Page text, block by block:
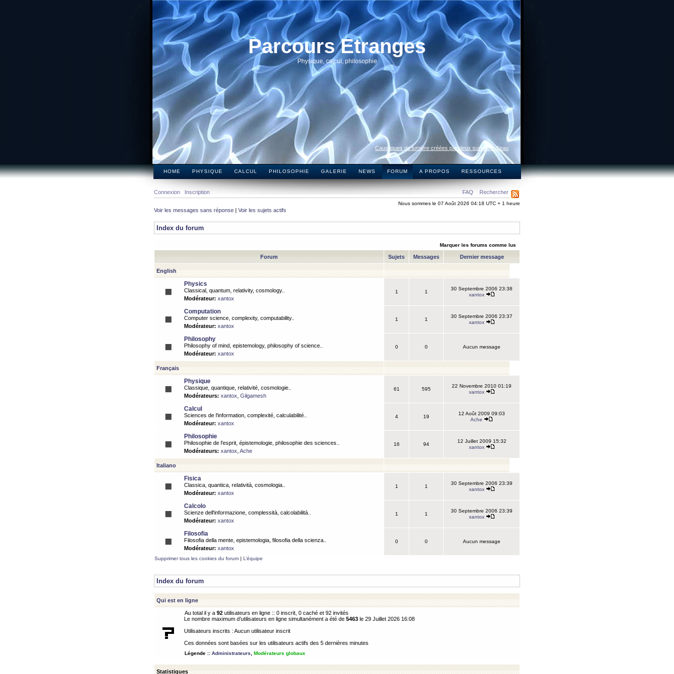
Parcours Etranges
Physique, calcul, philosophie
Caustiques de lumière créées par deux surfaces d’eau
HOME PHYSIQUE CALCUL PHILOSOPHIE GALERIE NEWS FORUM A PROPOS RESSOURCES
FAQ Rechercher
Connexion Inscription
Nous sommes le 07 Août 2026 04:18 UTC + 1 heure
Voir les messages sans réponse | Voir les sujets actifs
Index du forum
Marquer les forums comme lus
Forum Sujets Messages Dernier message
English
Physics
Classical, quantum, relativity, cosmology..
Modérateur: xantox
1 1
30 Septembre 2006 23:38
xantox
Computation
Computer science, complexity, computability..
Modérateur: xantox
1 1
30 Septembre 2006 23:37
xantox
Philosophy
Philosophy of mind, epistemology, philosophy of science..
Modérateur: xantox
0 0 Aucun message
Français
Physique
Classique, quantique, relativité, cosmologie..
Modérateurs: xantox Gilgamesh
61 595
22 Novembre 2010 01:19
xantox
Calcul
Sciences de l'information, complexité, calculabilité..
Modérateur: xantox
4 19
12 Août 2009 09:03
Ache
Philosophie
Philosophie de l'esprit, épistemologie, philosophie des sciences..
Modérateurs: xantox Ache
16 94
12 Juillet 2009 15:32
xantox
Italiano
Fisica
Classica, quantica, relatività, cosmologia..
Modérateur: xantox
1 1
30 Septembre 2006 23:39
xantox
Calcolo
Scienze dell'informazione, complessità, calcolabilità..
Modérateur: xantox
1 1
30 Septembre 2006 23:39
xantox
Filosofia
Filosofia della mente, epistemologia, filosofia della scienza..
Modérateur: xantox
0 0 Aucun message
Supprimer tous les cookies du forum | L’équipe
Index du forum
Qui est en ligne
Au total il y a 92 utilisateurs en ligne :: 0 inscrit, 0 caché et 92 invités
Le nombre maximum d’utilisateurs en ligne simultanément a été de 5463 le 29 Juillet 2026 16:08
Utilisateurs inscrits : Aucun utilisateur inscrit
Ces données sont basées sur les utilisateurs actifs des 5 dernières minutes
Légende :: Administrateurs Modérateurs globaux
Statistiques